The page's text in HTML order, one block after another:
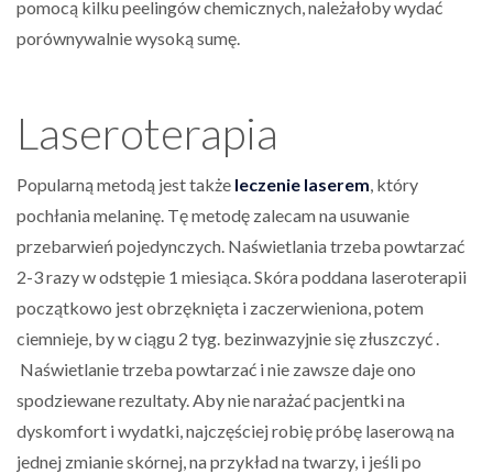
pomocą kilku peelingów chemicznych, należałoby wydać
porównywalnie wysoką sumę.
Laseroterapia
Popularną metodą jest także leczenie laserem, który
pochłania melaninę. Tę metodę zalecam na usuwanie
przebarwień pojedynczych. Naświetlania trzeba powtarzać
2-3 razy w odstępie 1 miesiąca. Skóra poddana laseroterapii
początkowo jest obrzęknięta i zaczerwieniona, potem
ciemnieje, by w ciągu 2 tyg. bezinwazyjnie się złuszczyć .
Naświetlanie trzeba powtarzać i nie zawsze daje ono
spodziewane rezultaty. Aby nie narażać pacjentki na
dyskomfort i wydatki, najczęściej robię próbę laserową na
jednej zmianie skórnej, na przykład na twarzy, i jeśli po